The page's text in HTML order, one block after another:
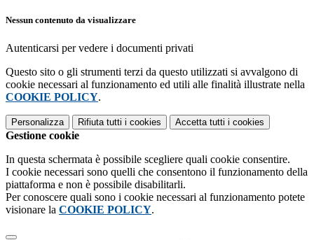
Nessun contenuto da visualizzare
Autenticarsi per vedere i documenti privati
Questo sito o gli strumenti terzi da questo utilizzati si avvalgono di
cookie necessari al funzionamento ed utili alle finalità illustrate nella
COOKIE POLICY.
Personalizza Rifiuta tutti i cookies Accetta tutti i cookies
Gestione cookie
In questa schermata è possibile scegliere quali cookie consentire.
I cookie necessari sono quelli che consentono il funzionamento della
piattaforma e non è possibile disabilitarli.
Per conoscere quali sono i cookie necessari al funzionamento potete
visionare la COOKIE POLICY.